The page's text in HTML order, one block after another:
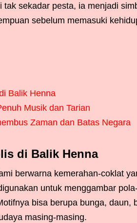
tak sekadar pesta, ia menjadi
sebelum memasuki
Balik Henna
Musik dan Tarian
Zaman dan Batas Negara
di Balik Henna
berwarna kemerahan-coklat
untuk menggambar
bisa berupa bunga, daun,
masing-masing.